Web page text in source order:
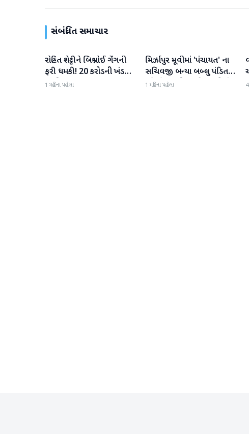
સંબંધિત સમાચાર
મનોરંજન
રોહિત શેટ્ટીને બિશ્નોઈ ગેંગની
ફરી ધમકી! 20 કરોડની ખંડણી
માંગી
1 મહિના પહેલા
મનોરંજન
મિર્ઝાપુર મૂવીમાં 'પંચાયત' ના
સચિવજી બન્યા બબ્લુ પંડિત:
રવિ કિશનની ધમાકેદાર એન્ટ્રી
1 મહિના પહેલા